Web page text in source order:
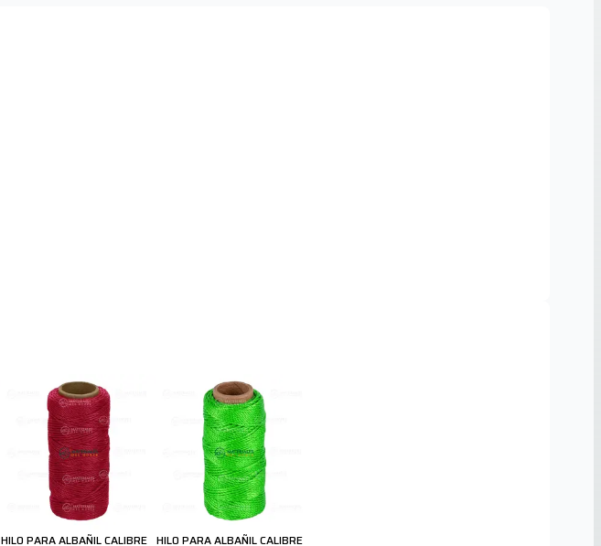
HILO PARA ALBAÑIL CALIBRE HILO PARA ALBAÑIL CALIBRE